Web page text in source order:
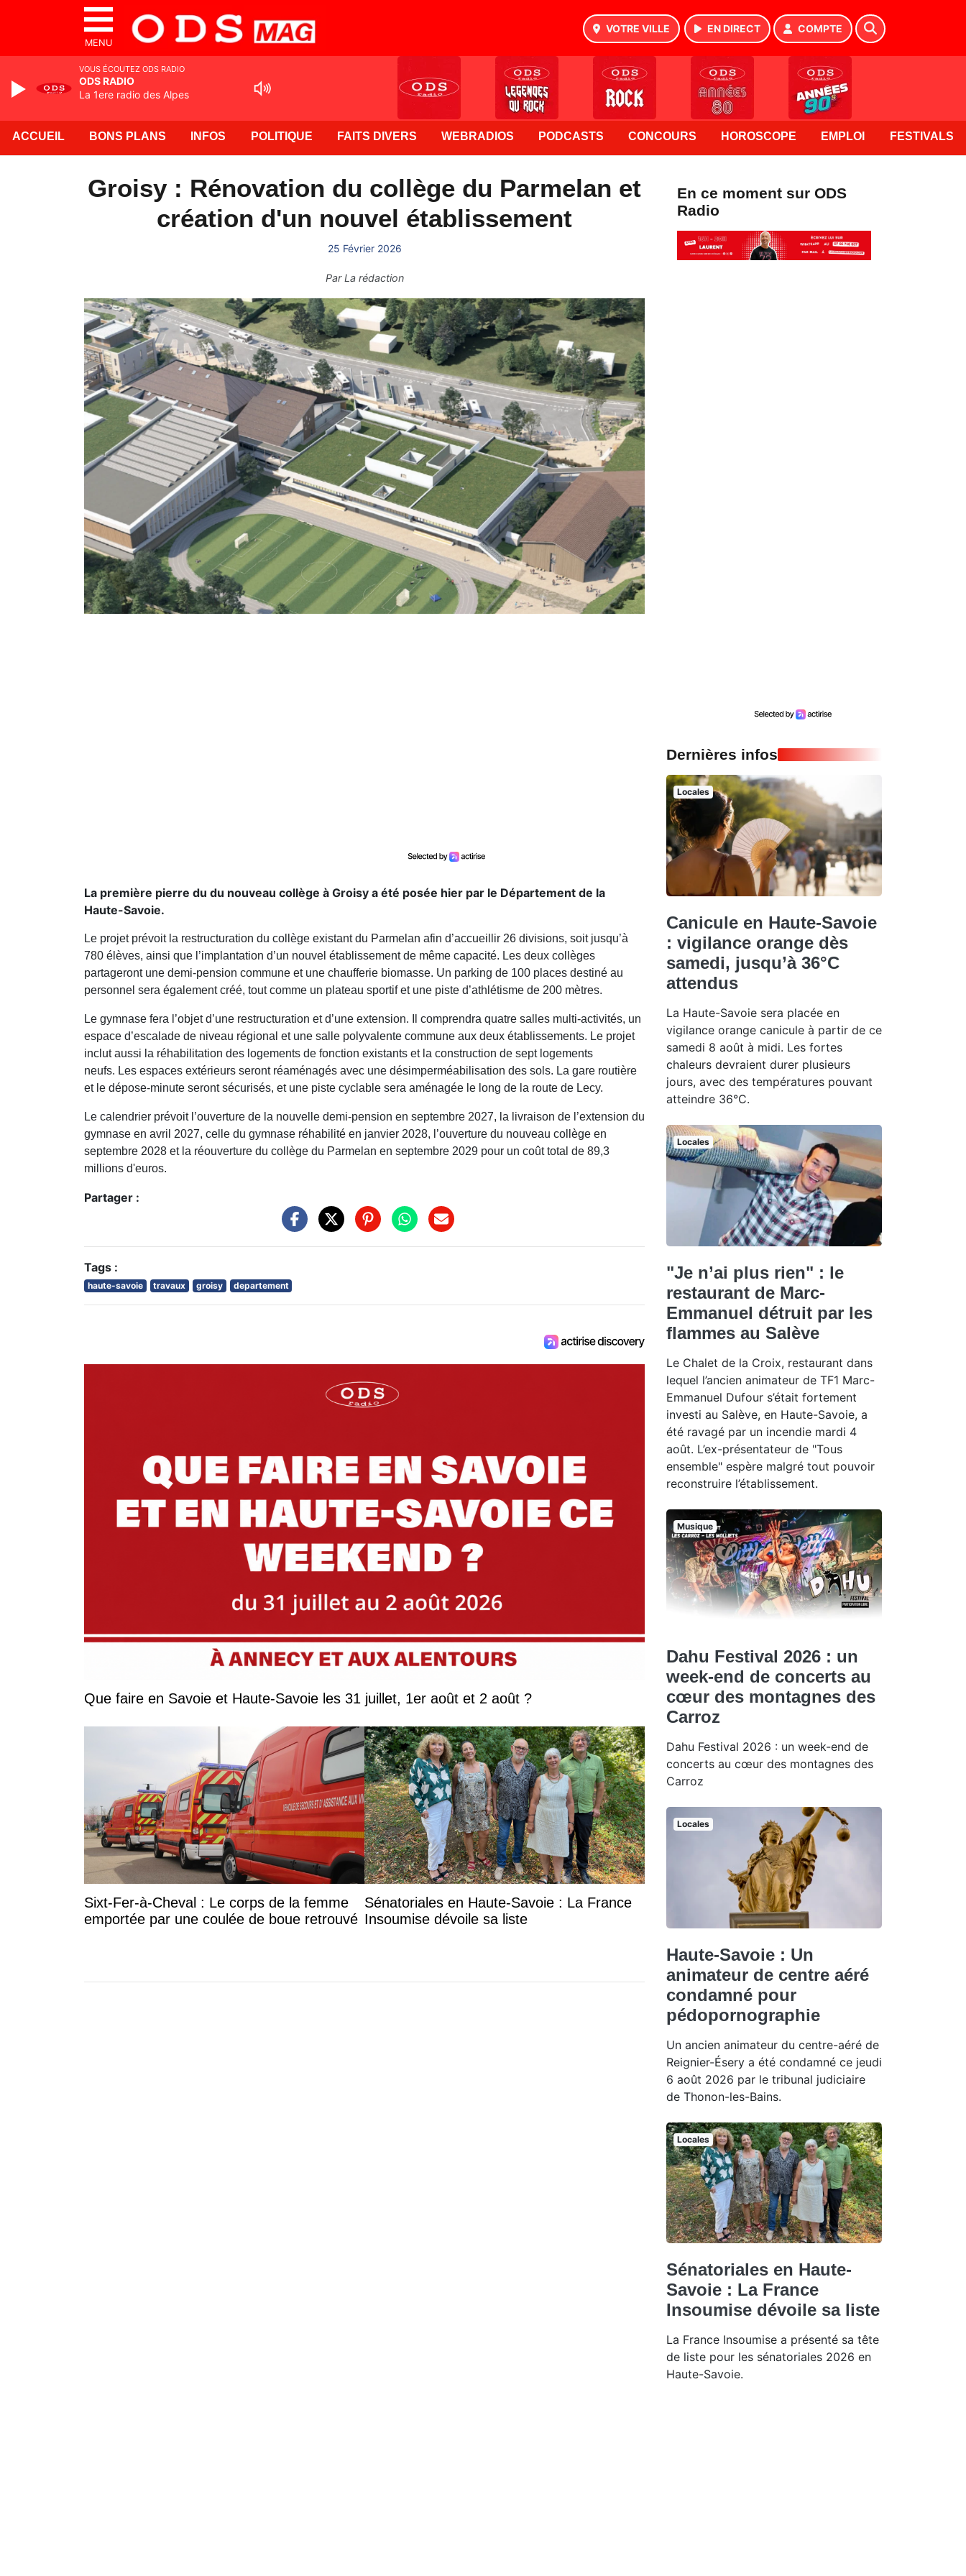
MENU
VOTRE VILLE EN DIRECT COMPTE
ACCUEIL BONS PLANS INFOS POLITIQUE FAITS DIVERS WEBRADIOS PODCASTS CONCOURS HOROSCOPE EMPLOI FESTIVALS
Groisy : Rénovation du collège du Parmelan et
création d'un nouvel établissement
25 Février 2026
ParLa rédaction
La première pierre du du nouveau collège à Groisy a été posée hier par le Département de la
Haute-Savoie.
Le projet prévoit la restructuration du collège existant du Parmelan afin d’accueillir 26 divisions, soit jusqu’à
780 élèves, ainsi que l’implantation d’un nouvel établissement de même capacité. Les deux collèges
partageront une demi-pension commune et une chaufferie biomasse. Un parking de 100 places destiné au
personnel sera également créé, tout comme un plateau sportif et une piste d’athlétisme de 200 mètres.
Le gymnase fera l’objet d’une restructuration et d’une extension. Il comprendra quatre salles multi-activités, un
espace d’escalade de niveau régional et une salle polyvalente commune aux deux établissements. Le projet
inclut aussi la réhabilitation des logements de fonction existants et la construction de sept logements
neufs. Les espaces extérieurs seront réaménagés avec une désimperméabilisation des sols. La gare routière
et le dépose-minute seront sécurisés, et une piste cyclable sera aménagée le long de la route de Lecy.
Le calendrier prévoit l’ouverture de la nouvelle demi-pension en septembre 2027, la livraison de l’extension du
gymnase en avril 2027, celle du gymnase réhabilité en janvier 2028, l’ouverture du nouveau collège en
septembre 2028 et la réouverture du collège du Parmelan en septembre 2029 pour un coût total de 89,3
millions d'euros.
Partager :
Tags :
haute-savoie travaux groisy departement
Que faire en Savoie et Haute-Savoie les 31 juillet, 1er août et 2 août ?
Sixt-Fer-à-Cheval : Le corps de la femme
emportée par une coulée de boue retrouvé
Sénatoriales en Haute-Savoie : La France
Insoumise dévoile sa liste
En ce moment sur ODS
Radio
Dernières infos
Locales
Canicule en Haute-Savoie
: vigilance orange dès
samedi, jusqu’à 36°C
attendus
La Haute-Savoie sera placée en
vigilance orange canicule à partir de ce
samedi 8 août à midi. Les fortes
chaleurs devraient durer plusieurs
jours, avec des températures pouvant
atteindre 36°C.
Locales
"Je n’ai plus rien" : le
restaurant de Marc-
Emmanuel détruit par les
flammes au Salève
Le Chalet de la Croix, restaurant dans
lequel l’ancien animateur de TF1 Marc-
Emmanuel Dufour s’était fortement
investi au Salève, en Haute-Savoie, a
été ravagé par un incendie mardi 4
août. L’ex-présentateur de "Tous
ensemble" espère malgré tout pouvoir
reconstruire l’établissement.
Musique
Dahu Festival 2026 : un
week-end de concerts au
cœur des montagnes des
Carroz
Dahu Festival 2026 : un week-end de
concerts au cœur des montagnes des
Carroz
Locales
Haute-Savoie : Un
animateur de centre aéré
condamné pour
pédopornographie
Un ancien animateur du centre-aéré de
Reignier-Ésery a été condamné ce jeudi
6 août 2026 par le tribunal judiciaire
de Thonon-les-Bains.
Locales
Sénatoriales en Haute-
Savoie : La France
Insoumise dévoile sa liste
La France Insoumise a présenté sa tête
de liste pour les sénatoriales 2026 en
Haute-Savoie.
VOUS ÉCOUTEZ ODS RADIO
ODS RADIO
La 1ere radio des Alpes